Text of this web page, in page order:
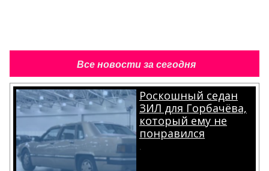
Все новости за сегодня
Роскошный седан
ЗИЛ для Горбачёва,
который ему не
понравился
.